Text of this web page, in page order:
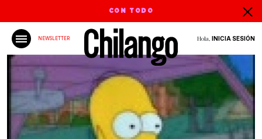
CON TODO
NEWSLETTER Hola, INICIA SESIÓN